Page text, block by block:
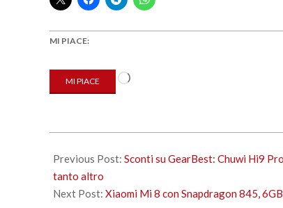
MI PIACE:
MI PIACE
Caricamento
08-
07
Previous Post: Sconti su GearBest: Chuwi Hi9
tanto altro
Next Post: Xiaomi Mi 8 con Snapdragon 845,